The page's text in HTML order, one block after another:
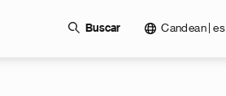
Buscar Candean | es